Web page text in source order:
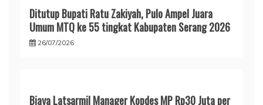
Ditutup Bupati Ratu Zakiyah, Pulo Ampel Juara
Umum MTQ ke 55 tingkat Kabupaten Serang 2026
26/07/2026
Biaya Latsarmil Manager Kopdes MP Rp30 Juta per